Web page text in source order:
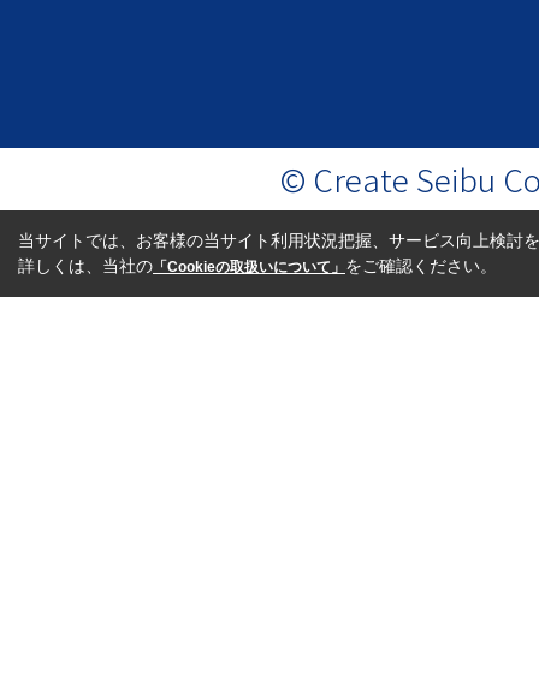
© Create Seibu
当サイトでは、お客様の当サイト利用状況把握、サービス向上検討
詳しくは、当社の 「Cookieの取扱いについて」 をご確認ください。